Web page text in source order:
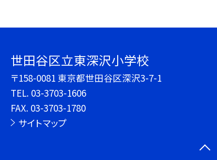
世田谷区立東深沢小学校
〒158-0081 東京都世田谷区深沢3-7-1
TEL. 03-3703-1606
FAX. 03-3703-1780
サイトマップ